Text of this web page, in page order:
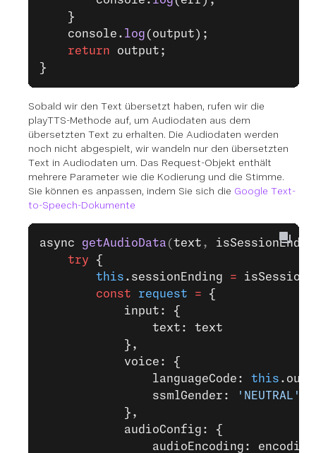
    }
    console.
log (output);
    return
output;
}
Sobald wir den Text übersetzt haben, rufen wir die
playTTS-Methode auf, um Audiodaten aus dem
übersetzten Text zu erhalten. Die Audiodaten werden
noch nicht abgespielt, wir wandeln nur den übersetzten
Text in Audiodaten um. Das Request-Objekt enthält
mehrere Parameter wie die Kodierung und die Stimme.
Sie können es anpassen, indem Sie sich die Google Text-
to-Speech-Dokumente
async getAudioData (text ,
    try
{
        this
.sessionEnding =
        const
request = {
            input: {
                text: text
            },
            voice: {
                languageCode:
this
                ssmlGender:
'NEUTRAL'
            },
            audioConfig: {
audioEncoding: